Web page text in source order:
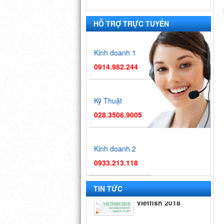
HỖ TRỢ TRỰC TUYẾN
Kinh doanh 1
0914.982.244
Kỹ Thuật
028.3506.9005
Kinh doanh 2
0933.213.118
TIN TỨC
Hội chợ
Vietfish 2018